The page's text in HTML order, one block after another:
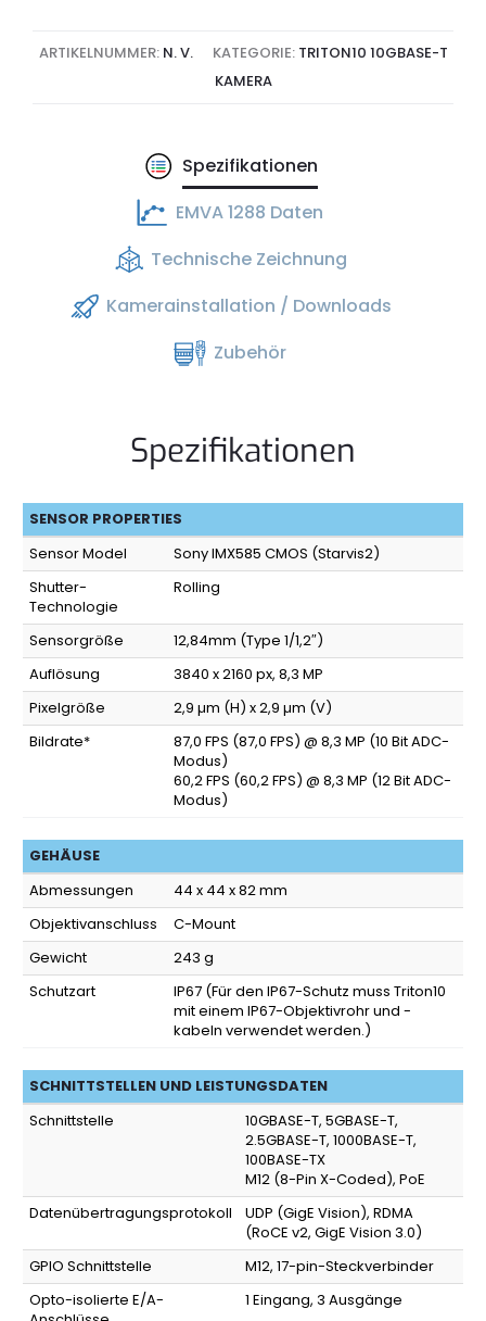
ARTIKELNUMMER: N. V. KATEGORIE: TRITON10 10GBASE-T
KAMERA
Spezifikationen
EMVA 1288 Daten
Technische Zeichnung
Kamerainstallation / Downloads
Zubehör
Spezifikationen
SENSOR PROPERTIES
Sensor Model
Sony IMX585 CMOS (Starvis2)
Shutter-
Technologie
Rolling
Sensorgröße
12,84mm (Type 1/1,2″)
Auflösung
3840 x 2160 px, 8,3 MP
Pixelgröße
2,9 µm (H) x 2,9 µm (V)
Bildrate*
87,0 FPS (87,0 FPS) @ 8,3 MP (10 Bit ADC-
Modus)
60,2 FPS (60,2 FPS) @ 8,3 MP (12 Bit ADC-
Modus)
GEHÄUSE
Abmessungen
44 x 44 x 82 mm
Objektivanschluss
C-Mount
Gewicht
243 g
Schutzart
IP67 (Für den IP67-Schutz muss Triton10
mit einem IP67-Objektivrohr und -
kabeln verwendet werden.)
SCHNITTSTELLEN UND LEISTUNGSDATEN
Schnittstelle
10GBASE-T, 5GBASE-T,
2.5GBASE-T, 1000BASE-T,
100BASE-TX
M12 (8-Pin X-Coded), PoE
Datenübertragungsprotokoll
UDP (GigE Vision), RDMA
(RoCE v2, GigE Vision 3.0)
GPIO Schnittstelle
M12, 17-pin-Steckverbinder
Opto-isolierte E/A-
1 Eingang, 3 Ausgänge